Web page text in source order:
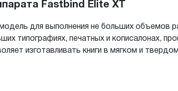
Fastbind Elite XT
для выполнения не больших объемов
типографиях, печатных и кописалонах,
изготавливать книги в мягком и